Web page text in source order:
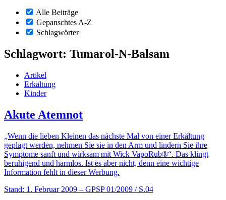
Alle Beiträge
Gepanschtes A-Z
Schlagwörter
Schlagwort: Tumarol-N-Balsam
Artikel
Erkältung
Kinder
Akute Atemnot
„Wenn die lieben Kleinen das nächste Mal von einer Erkältung
geplagt werden, nehmen Sie sie in den Arm und lindern Sie ihre
Symptome sanft und wirksam mit Wick VapoRub®“. Das klingt
beruhigend und harmlos. Ist es aber nicht, denn eine wichtige
Information fehlt in dieser Werbung.
Stand: 1. Februar 2009 – GPSP 01/2009 / S.04